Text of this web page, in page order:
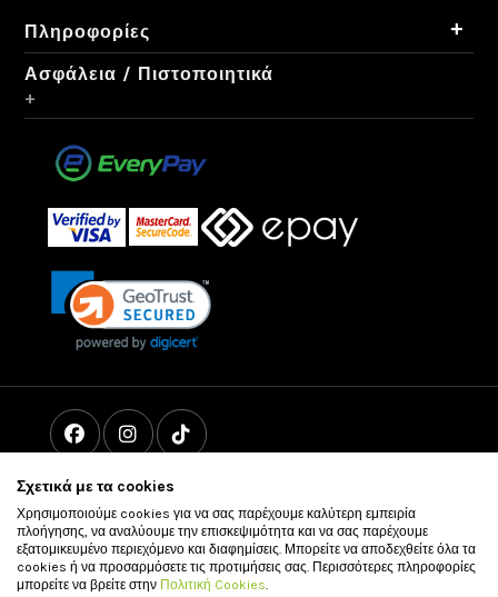
Πληροφορίες +
Ασφάλεια / Πιστοποιητικά
+
Σχετικά με τα cookies
Χρησιμοποιούμε cookies για να σας παρέχουμε καλύτερη εμπειρία
πλοήγησης, να αναλύουμε την επισκεψιμότητα και να σας παρέχουμε
εξατομικευμένο περιεχόμενο και διαφημίσεις. Μπορείτε να αποδεχθείτε όλα τα
cookies ή να προσαρμόσετε τις προτιμήσεις σας. Περισσότερες πληροφορίες
μπορείτε να βρείτε στην Πολιτική Cookies.